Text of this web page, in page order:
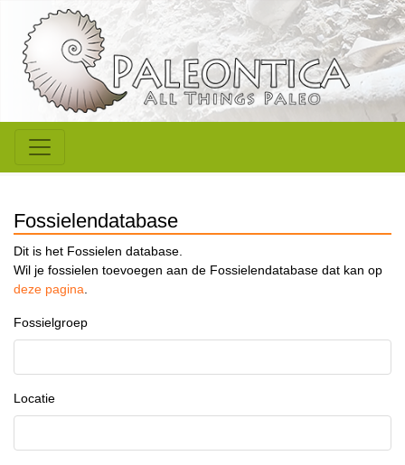
Fossielendatabase
Dit is het Fossielen database.
Wil je fossielen toevoegen aan de Fossielendatabase dat kan op
deze pagina.
Fossielgroep
Locatie